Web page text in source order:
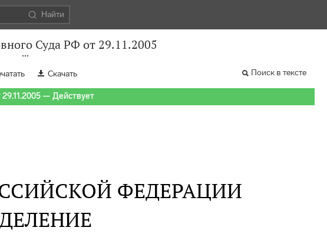
Найти
Суда РФ от 29.11.2005
Скачать Поиск в тексте
— Действует
ФЕДЕРАЦИИ